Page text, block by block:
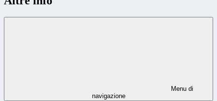
Menu di
navigazione